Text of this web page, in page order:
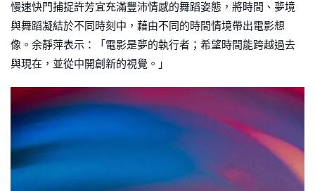
慢速快門捕捉許芳宜充滿豐沛情感的舞蹈姿態，將時間、夢境
與舞蹈凝結於不同時刻中，藉由不同的時間情境帶出電影想
像。余靜萍表示：「電影是夢的執行者；希望時間能跨越過去
與現在，並從中開創新的視覺。」